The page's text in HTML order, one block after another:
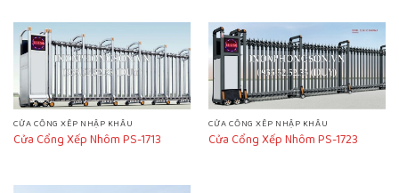
CỬA CỔNG XẾP NHẬP KHẨU
Cửa Cổng Xếp Nhôm PS-1713
CỬA CỔNG XẾP NHẬP KHẨU
Cửa Cổng Xếp Nhôm PS-1723